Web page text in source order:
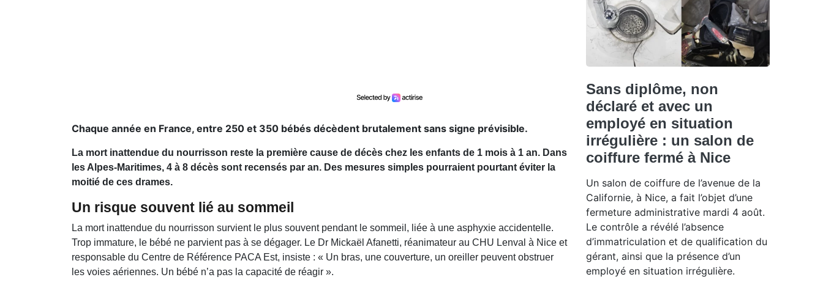
Chaque année en France, entre 250 et 350 bébés décèdent brutalement sans signe prévisible.
La mort inattendue du nourrisson reste la première cause de décès chez les enfants de 1 mois à 1 an. Dans
les Alpes-Maritimes, 4 à 8 décès sont recensés par an. Des mesures simples pourraient pourtant éviter la
moitié de ces drames.
Un risque souvent lié au sommeil
La mort inattendue du nourrisson survient le plus souvent pendant le sommeil, liée à une asphyxie accidentelle.
Trop immature, le bébé ne parvient pas à se dégager. Le Dr Mickaël Afanetti, réanimateur au CHU Lenval à Nice et
responsable du Centre de Référence PACA Est, insiste : « Un bras, une couverture, un oreiller peuvent obstruer
les voies aériennes. Un bébé n’a pas la capacité de réagir ».
Sans diplôme, non
déclaré et avec un
employé en situation
irrégulière : un salon de
coiffure fermé à Nice
Un salon de coiffure de l’avenue de la
Californie, à Nice, a fait l’objet d’une
fermeture administrative mardi 4 août.
Le contrôle a révélé l’absence
d’immatriculation et de qualification du
gérant, ainsi que la présence d’un
employé en situation irrégulière.